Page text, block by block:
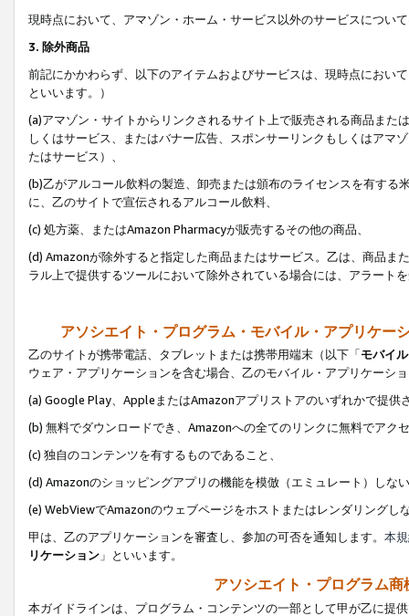
現時点において、アマゾン・ホーム・サービス以外のサービスについ
3. 除外商品
前記にかかわらず、以下のアイテムおよびサービスは、現時点におい
といいます。）
(a)アマゾン・サイトからリンクされるサイト上で販売される商品ま
しくはサービス、またはバナー広告、スポンサーリンクもしくはアマ
たはサービス）、
(b)乙がアルコール飲料の製造、卸売または頒布のライセンスを有す
に、乙のサイトで宣伝されるアルコール飲料、
(c) 処方薬、またはAmazon Pharmacyが販売するその他の商品、
(d) Amazonが除外すると指定した商品またはサービス。乙は、商品ま
ラル上で提供するツールにおいて除外されている場合には、アラート
アソシエイト・プログラム・モバイル・アプリケー
乙のサイトが携帯電話、タブレットまたは携帯用端末（以下「モバイ
ウェア・アプリケーションを含む場合、乙のモバイル・アプリケーシ
(a) Google Play、AppleまたはAmazonアプリストアのいずれかで提供
(b) 無料でダウンロードでき、Amazonへの全てのリンクに無料でアク
(c) 独自のコンテンツを有するものであること、
(d) Amazonのショッピングアプリの機能を模倣（エミュレート）しな
(e) WebViewでAmazonのウェブページをホストまたはレンダリングし
甲は、乙のアプリケーションを審査し、参加の可否を通知します。 本
リケーション 」といいます。
アソシエイト・プログラム
本ガイドラインは、プログラム・コンテンツの一部として甲が乙に提